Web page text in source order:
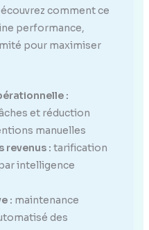
comment ce
performance,
pour maximiser
:
et réduction
manuelles
revenus : tarification
intelligence
: maintenance
des